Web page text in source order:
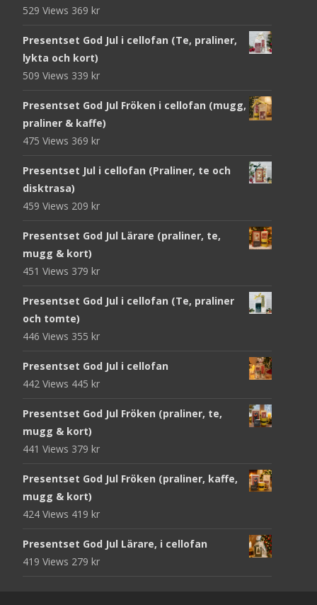
529 Views 369 kr
Presentset God Jul i cellofan (Te, praliner,
lykta och kort)
509 Views 339 kr
Presentset God Jul Fröken i cellofan (mugg,
praliner & kaffe)
475 Views 369 kr
Presentset Jul i cellofan (Praliner, te och
disktrasa)
459 Views 209 kr
Presentset God Jul Lärare (praliner, te,
mugg & kort)
451 Views 379 kr
Presentset God Jul i cellofan (Te, praliner
och tomte)
446 Views 355 kr
Presentset God Jul i cellofan
442 Views 445 kr
Presentset God Jul Fröken (praliner, te,
mugg & kort)
441 Views 379 kr
Presentset God Jul Fröken (praliner, kaffe,
mugg & kort)
424 Views 419 kr
Presentset God Jul Lärare, i cellofan
419 Views 279 kr